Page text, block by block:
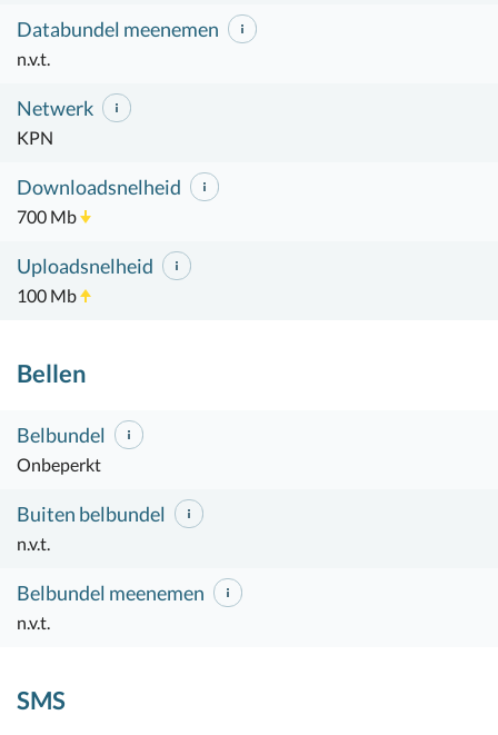
Databundel meenemen
n.v.t.
Netwerk
KPN
Downloadsnelheid
700 Mb
Uploadsnelheid
100 Mb
Bellen
Belbundel
Onbeperkt
Buiten belbundel
n.v.t.
Belbundel meenemen
n.v.t.
SMS